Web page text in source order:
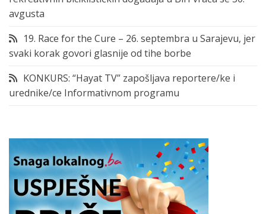
avgusta
19. Race for the Cure – 26. septembra u Sarajevu, jer
svaki korak govori glasnije od tihe borbe
KONKURS: “Hayat TV” zapošljava reportere/ke i
urednike/ce Informativnom programu